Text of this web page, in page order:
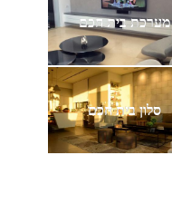
מערכת בית חכם
סלון בית חכם